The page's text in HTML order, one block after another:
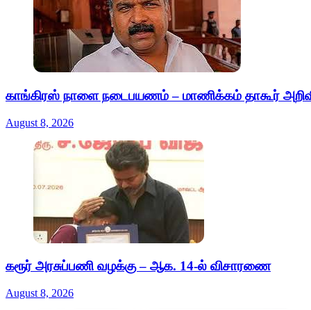
காங்கிரஸ் நாளை நடைபயணம் – மாணிக்கம் தாகூர்
August 8, 2026
கரூர் அரசுப்பணி வழக்கு – ஆக. 14-ல் விசாரணை
August 8, 2026